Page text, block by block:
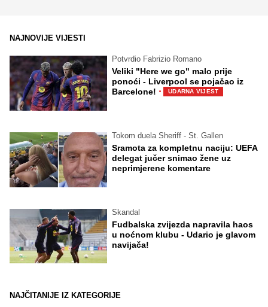
NAJNOVIJE VIJESTI
Potvrdio Fabrizio Romano
Veliki "Here we go" malo prije
ponoći - Liverpool se pojačao iz
Barcelone! · UDARNA VIJEST
Tokom duela Sheriff - St. Gallen
Sramota za kompletnu naciju: UEFA
delegat jučer snimao žene uz
neprimjerene komentare
Skandal
Fudbalska zvijezda napravila haos
u noćnom klubu - Udario je glavom
navijača!
NAJČITANIJE IZ KATEGORIJE